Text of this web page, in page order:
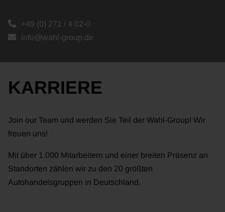
+49 (0) 271 / 4 02-0
info@wahl-group.de
KARRIERE
Join our Team und werden Sie Teil der Wahl-Group! Wir
freuen uns!
Mit über 1.000 Mitarbeitern und einer breiten Präsenz an
Standorten zählen wir zu den 20 größten
Autohandelsgruppen in Deutschland.